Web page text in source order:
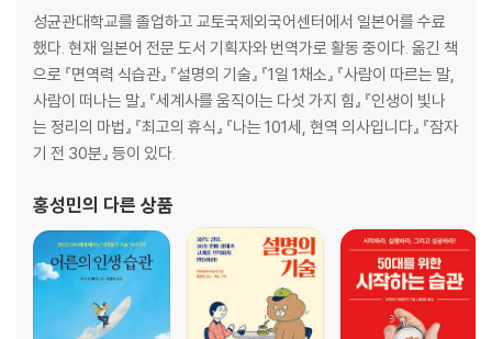
이것만은 기억하세요! _ 달리기에 적합한 인간의 몸,슬로 조깅으로 건강
하게!
쉬어 가기 _ 현대인은 ‘운동 부족’ 상태
매일 즐겁게 달리고 있습니다! _ 이웃집 슬로 조거 ②
CHAPTER 3. 슬로 조깅 FAQ - 슬로 조깅에 대해 궁금한 모든 것
Q1 준비운동은 필요할까요? 조깅이 끝난 후에는?
Q2 어떤 신발을 신으면 좋을까요?
Q3 어떤 복장으로 달리면 좋을까요?
Q4 아침, 낮, 저녁 중 언제 달리는 게 좋을까요?
Q5 식전에 달리는 게 좋을까요? 식후가 좋을까요?
Q6 어떤 코스를 달리면 좋을까요?
성균관대학교를 졸업하고 교토국제외국어센터에서 일본어를 수료
했다. 현재 일본어 전문 도서 기획자와 번역가로 활동 중이다. 옮긴 책
으로 『면역력 식습관』 『설명의 기술』 『1일 1채소』 『사람이 따르는 말,
사람이 떠나는 말』 『세계사를 움직이는 다섯 가지 힘』 『인생이 빛나
는 정리의 마법』 『최고의 휴식』 『나는 101세, 현역 의사입니다』 『잠자
기 전 30분』 등이 있다.
홍성민의 다른 상품